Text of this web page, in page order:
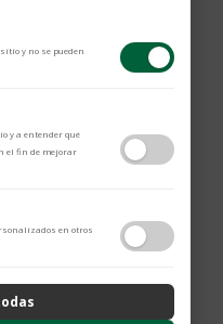
y no se pueden
y a entender qué
el fin de mejorar
datos de uso anónimos, lo que
contenido y las
en otros